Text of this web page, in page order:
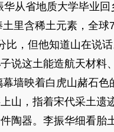
省地质大学毕业回
里含稀土元素，全
比，但他知道山在说
说这土能造航天材料
映着白虎山赭石色
山，指着宋代采土遗
器。李振华细看胎